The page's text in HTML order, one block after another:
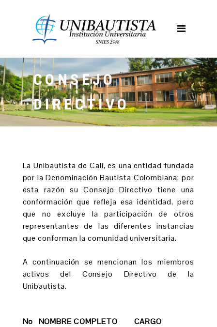
CONSEJO
DIRECTIVO
La Unibautista de Cali, es una entidad fundada
por la Denominación Bautista Colombiana; por
esta razón su Consejo Directivo tiene una
conformación que refleja esa identidad, pero
que no excluye la participación de otros
representantes de las diferentes instancias
que conforman la comunidad universitaria.
A continuación se mencionan los miembros
activos del Consejo Directivo de la
Unibautista.
No NOMBRE COMPLETO CARGO